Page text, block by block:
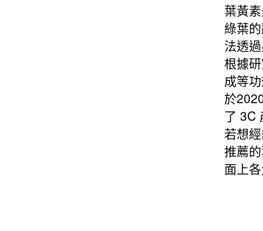
葉黃
綠葉
法透
根據
成等
於
了 3C
若想
推薦
面上